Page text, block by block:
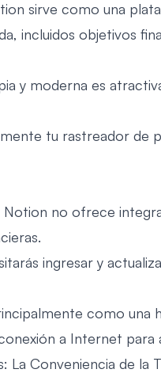
sirve como una
incluidos objetivos
y moderna es
tu rastreador de
Notion no ofrece
ingresar y
como una
a Internet para
La Conveniencia de la